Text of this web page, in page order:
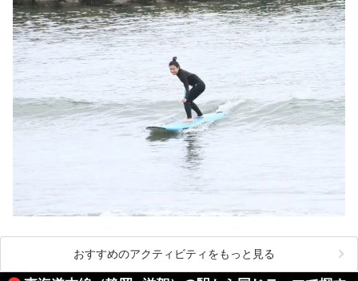
おすすめのアクティビティをもっと見る